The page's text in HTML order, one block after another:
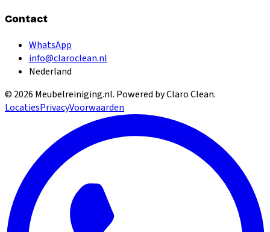
Contact
WhatsApp
info@claroclean.nl
Nederland
© 2026 Meubelreiniging.nl. Powered by Claro Clean.
LocatiesPrivacyVoorwaarden